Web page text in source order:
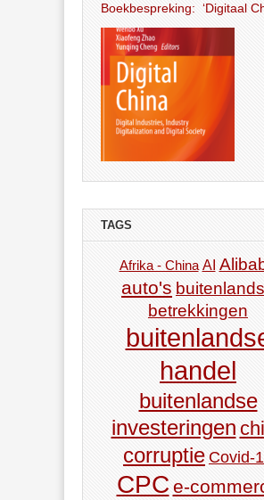
Boekbespreking: ‘Digitaal
TAGS
Afrika - China AI
auto's
betrekkingen
handel
buitenlandse
investeringen
corruptie Covid-
CPC e-